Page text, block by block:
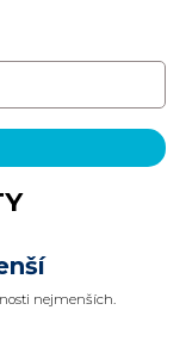
nejmenších.